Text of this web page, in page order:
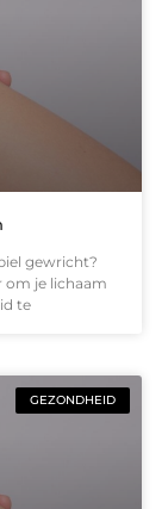
gewricht?
om je lichaam
te
GEZONDHEID